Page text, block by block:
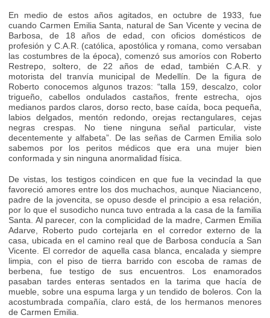
En medio de estos años agitados, en octubre de 1933, fue
cuando Carmen Emilia Santa, natural de San Vicente y vecina de
Barbosa, de 18 años de edad, con oficios domésticos de
profesión y C.A.R. (católica, apostólica y romana, como versaban
las costumbres de la época), comenzó sus amoríos con Roberto
Restrepo, soltero, de 22 años de edad, también C.A.R. y
motorista del tranvía municipal de Medellín. De la figura de
Roberto conocemos algunos trazos: “talla 159, descalzo, color
trigueño, cabellos ondulados castaños, frente estrecha, ojos
medianos pardos claros, dorso recto, base caída, boca pequeña,
labios delgados, mentón redondo, orejas rectangulares, cejas
negras crespas. No tiene ninguna señal particular, viste
decentemente y alfabeta”. De las señas de Carmen Emilia solo
sabemos por los peritos médicos que era una mujer bien
conformada y sin ninguna anormalidad física.
De vistas, los testigos coindicen en que fue la vecindad la que
favoreció amores entre los dos muchachos, aunque Niacianceno,
padre de la jovencita, se opuso desde el principio a esa relación,
por lo que el susodicho nunca tuvo entrada a la casa de la familia
Santa. Al parecer, con la complicidad de la madre, Carmen Emilia
Adarve, Roberto pudo cortejarla en el corredor externo de la
casa, ubicada en el camino real que de Barbosa conducía a San
Vicente. El corredor de aquella casa blanca, encalada y siempre
limpia, con el piso de tierra barrido con escoba de ramas de
berbena, fue testigo de sus encuentros. Los enamorados
pasaban tardes enteras sentados en la tarima que hacía de
mueble, sobre una espuma larga y un tendido de boleros. Con la
acostumbrada compañía, claro está, de los hermanos menores
de Carmen Emilia.